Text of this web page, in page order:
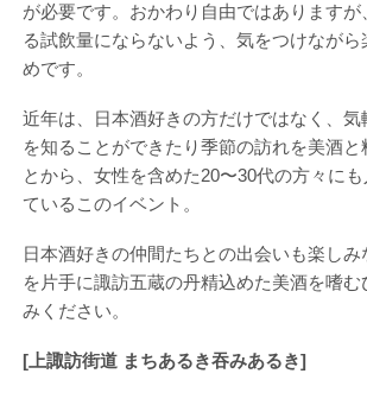
が必要です。おかわり自由ではありますが
る試飲量にならないよう、気をつけなが
めです。
近年は、日本酒好きの方だけではなく、気
を知ることができたり季節の訪れを美酒と
とから、女性を含めた20〜30代の方々に
ているこのイベント。
日本酒好きの仲間たちとの出会いも楽し
を片手に諏訪五蔵の丹精込めた美酒を嗜む
みください。
[上諏訪街道 まちあるき吞みあるき]